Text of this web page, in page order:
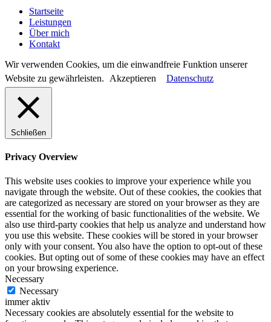
Startseite
Leistungen
Über mich
Kontakt
Wir verwenden Cookies, um die einwandfreie Funktion unserer
Website zu gewährleisten.
Akzeptieren Datenschutz
Schließen
Privacy Overview
This website uses cookies to improve your experience while you
navigate through the website. Out of these cookies, the cookies that
are categorized as necessary are stored on your browser as they are
essential for the working of basic functionalities of the website. We
also use third-party cookies that help us analyze and understand how
you use this website. These cookies will be stored in your browser
only with your consent. You also have the option to opt-out of these
cookies. But opting out of some of these cookies may have an effect
on your browsing experience.
Necessary
Necessary
immer aktiv
Necessary cookies are absolutely essential for the website to